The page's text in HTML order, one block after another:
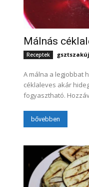
Málnás
Receptek
A málna a legjobbat
céklaleves akár
bővebben